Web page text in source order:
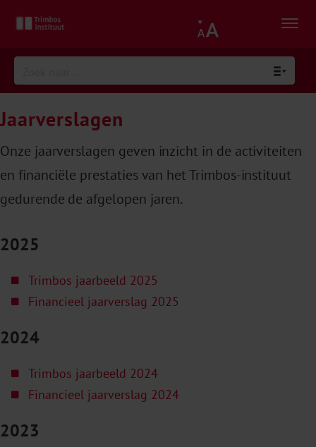
Jaarverslagen
Onze jaarverslagen geven inzicht in de activiteiten
en financiële prestaties van het Trimbos-instituut
gedurende de afgelopen jaren.
2025
Trimbos jaarbeeld 2025
Financieel jaarverslag 2025
2024
Trimbos jaarbeeld 2024
Financieel jaarverslag 2024
2023